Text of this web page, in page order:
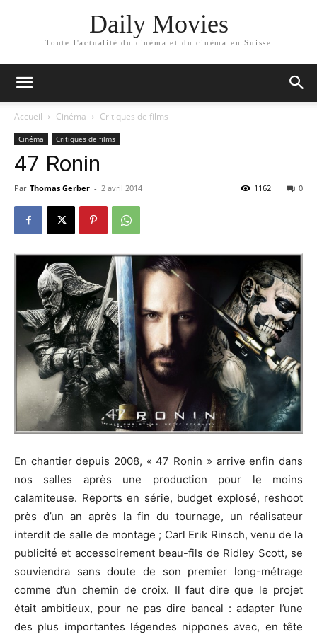
Daily Movies
Toute l'actualité du cinéma et du cinéma en Suisse
Accueil Cinéma Critiques de films
Cinéma Critiques de films
47 Ronin
Par Thomas Gerber - 2 avril 2014 0
1162
En chantier depuis 2008, « 47 Ronin » arrive enfin dans
nos salles après une production pour le moins
calamiteuse. Reports en série, budget explosé, reshoot
près d’un an après la fin du tournage, un réalisateur
interdit de salle de montage ; Carl Erik Rinsch, venu de la
publicité et accessoirement beau-fils de Ridley Scott, se
souviendra sans doute de son premier long-métrage
comme d’un chemin de croix. Il faut dire que le projet
était ambitieux, pour ne pas dire bancal : adapter l’une
des plus importantes légendes nippones avec, en tête